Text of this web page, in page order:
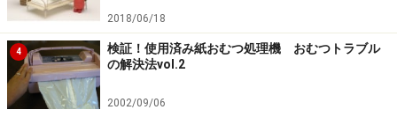
由として、事業主が解雇その他不利益な取扱いをしては
ならない」といった内容が明記されており、事業主はこ
れに従わなければならないためです。
2018/06/18
4
検証！使用済み紙おむつ処理機 おむつトラブル
の解決法vol.2
2002/09/06